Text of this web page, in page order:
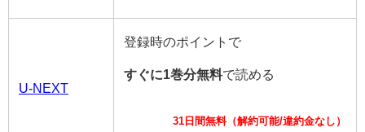
U-NEXT
登録時のポイントで
すぐに1巻分無料で読める
31日間無料（解約可能/違約金なし）